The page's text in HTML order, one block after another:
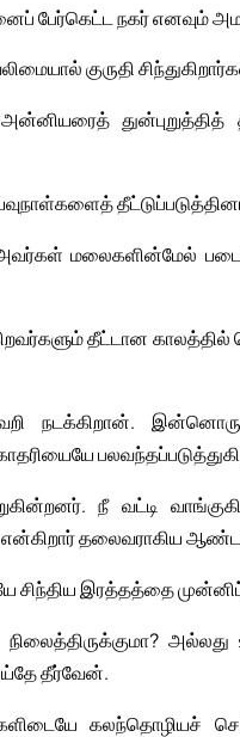
பேர்கெட்ட நகர் எனவும்
குருதி
மலைகளின்மேல்
தீட்டான
நடக்கிறான்.
நீ வட்டி
என்கிறார் தலைவராகிய
சிந்திய இரத்தத்தை
தீர்வேன்.
கலந்தொழியச்